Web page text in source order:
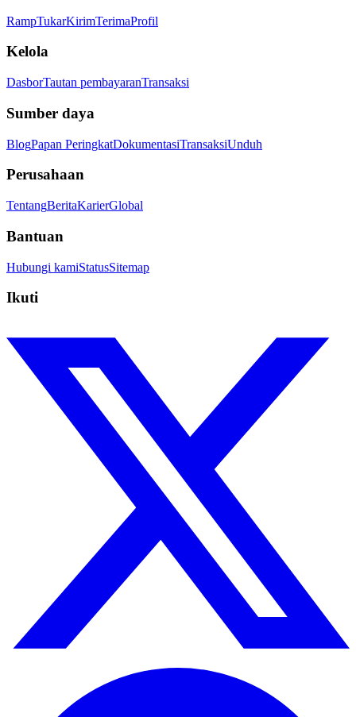
RampTukarKirimTerimaProfil
Kelola
DasborTautan pembayaranTransaksi
Sumber daya
BlogPapan PeringkatDokumentasiTransaksiUnduh
Perusahaan
TentangBeritaKarierGlobal
Bantuan
Hubungi kamiStatusSitemap
Ikuti